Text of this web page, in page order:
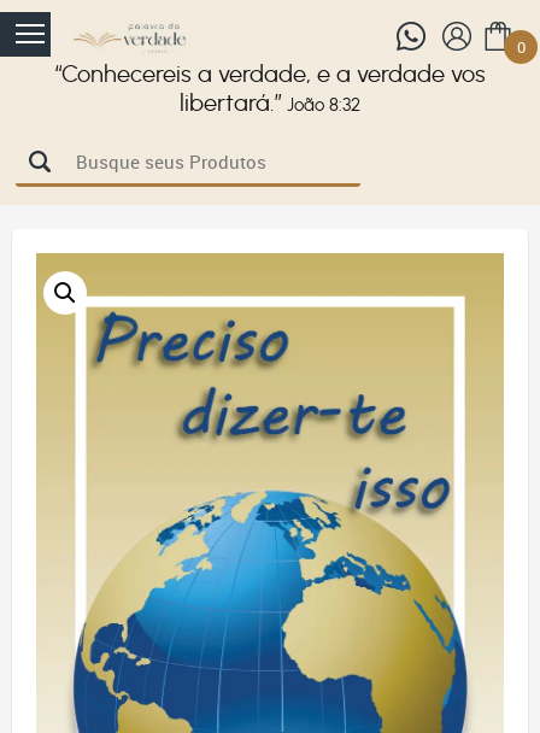
“Conhecereis a verdade, e a verdade vos
libertará.” João 8:32
0